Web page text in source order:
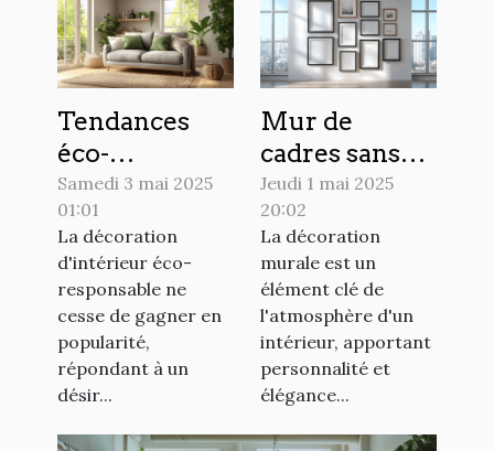
Tendances
éco-
responsables
en décoration
d'intérieur
pour 2023
Samedi 3 mai 2025
01:01
La décoration
d'intérieur éco-
responsable ne
cesse de gagner en
popularité,
répondant à un
désir...
Mur de
cadres sans
perçage des
alternatives
innovantes
pour votre
déco
Jeudi 1 mai 2025
20:02
La décoration
murale est un
élément clé de
l'atmosphère d'un
intérieur, apportant
personnalité et
élégance...